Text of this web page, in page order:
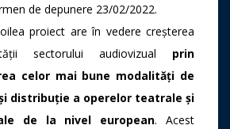
de depunere 23/02/2022.
proiect are în vedere creșterea
sectorului audiovizual prin
celor mai bune modalități de
distribuție a operelor teatrale și
de la nivel european. Acest